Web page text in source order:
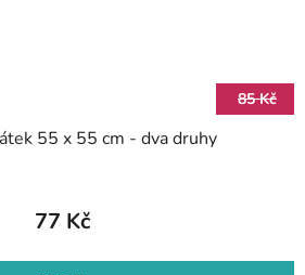
85 Kč
55 x 55 cm - dva druhy
77 Kč